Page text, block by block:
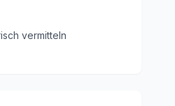
vermitteln